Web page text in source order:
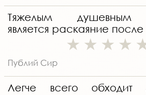
Тяжелым душевным
является раскаяние
Публий Сир
Легче всего обходит